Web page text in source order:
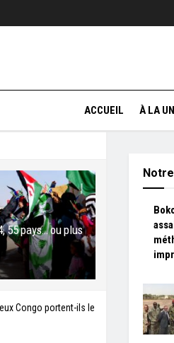
55 pays… ou plus
Congo portent-ils le
ACCUEIL À LA